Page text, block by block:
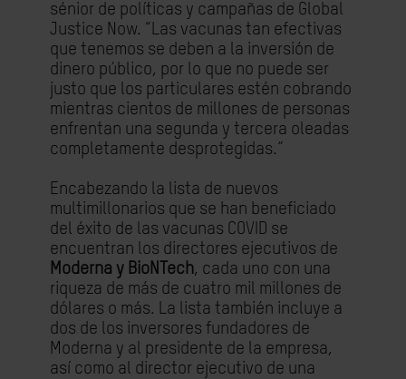
sénior de políticas y campañas de Global
Justice Now. “Las vacunas tan efectivas
que tenemos se deben a la inversión de
dinero público, por lo que no puede ser
justo que los particulares estén cobrando
mientras cientos de millones de personas
enfrentan una segunda y tercera oleadas
completamente desprotegidas.”
Encabezando la lista de nuevos
multimillonarios que se han beneficiado
del éxito de las vacunas COVID se
encuentran los directores ejecutivos de
Moderna y BioNTech, cada uno con una
riqueza de más de cuatro mil millones de
dólares o más. La lista también incluye a
dos de los inversores fundadores de
Moderna y al presidente de la empresa,
así como al director ejecutivo de una